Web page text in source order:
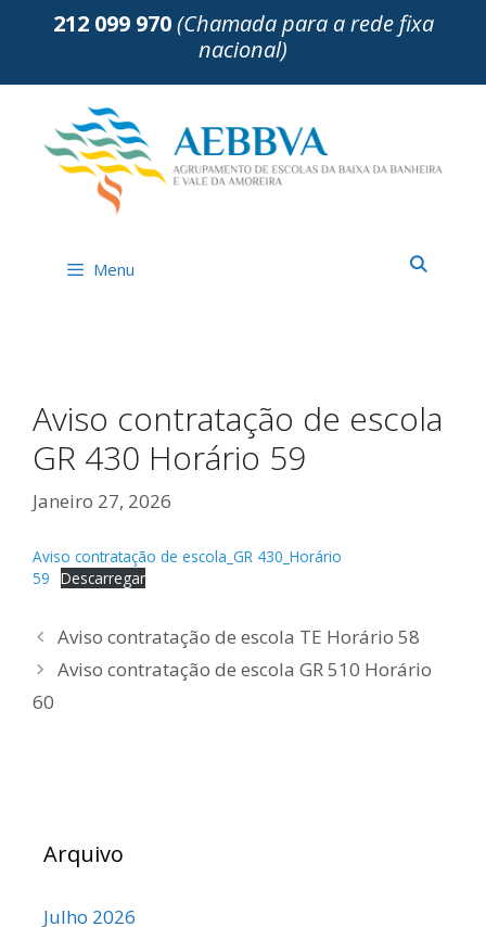
212 099 970(Chamada para a rede fixa
nacional)
Menu
Aviso contratação de escola
GR 430 Horário 59
Janeiro 27, 2026
Aviso contratação de escola_GR 430_Horário
59 Descarregar
Aviso contratação de escola TE Horário 58
Aviso contratação de escola GR 510 Horário
60
Arquivo
Julho 2026